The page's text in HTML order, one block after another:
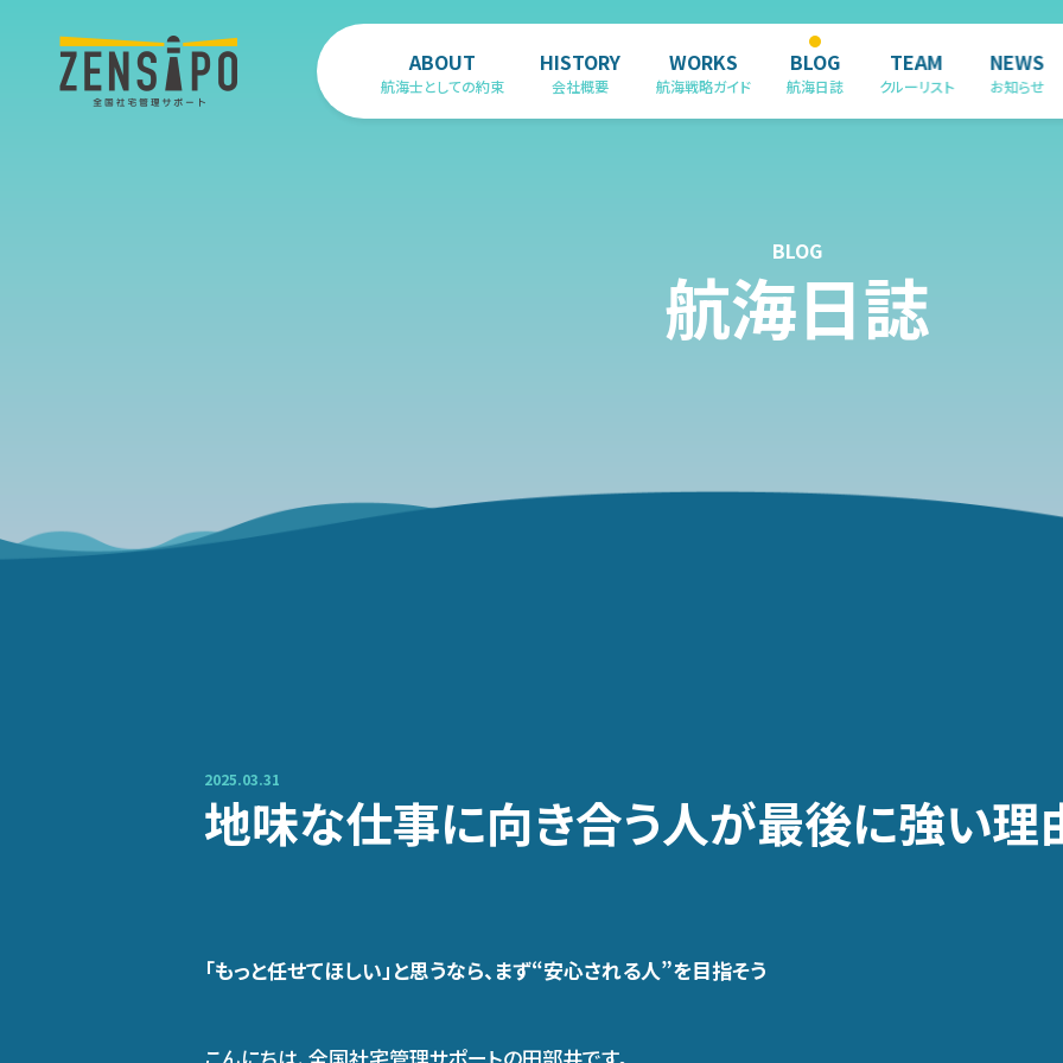
ABOUT
航海士としての約束
HISTORY
会社概要
WORKS
航海戦略ガイド
BLOG
航海日誌
TEAM
クルーリスト
NEWS
お知らせ
BLOG
航海日誌
2025.03.31
地味な仕事に向き合う人が最後に強い理
「もっと任せてほしい」と思うなら、まず“安心される人”を目指そう